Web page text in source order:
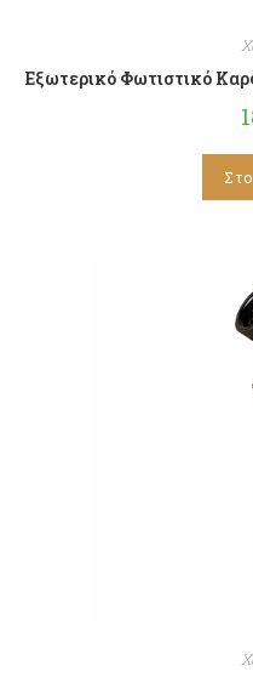
Εξωτερικό Φωτιστικό